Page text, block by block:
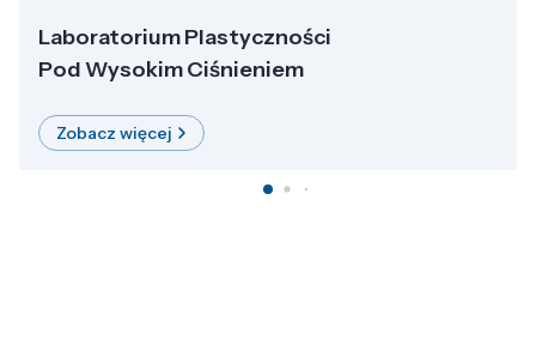
Laboratorium Plastyczności
Pod Wysokim Ciśnieniem
Zobacz więcej